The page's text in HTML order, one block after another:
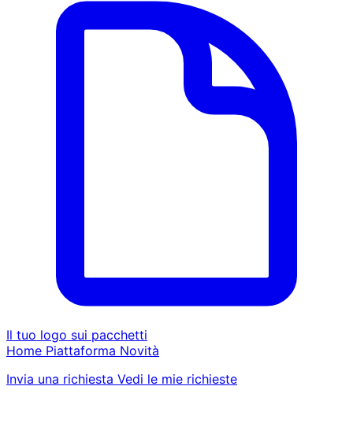
Il tuo logo sui pacchetti
Home Piattaforma Novità
Invia una richiesta Vedi le mie richieste